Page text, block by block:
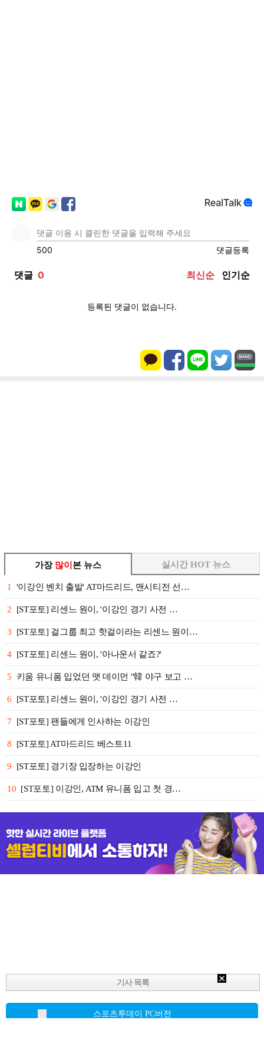
가장 많이 본 뉴스
1 '이강인 벤치 출발' AT마드리드, 맨시티전 선…
2 [ST포토] 리센느 원이, '이강인 경기 사전 …
3 [ST포토] 걸그룹 최고 핫걸이라는 리센느 원이…
4 [ST포토] 리센느 원이, '아나운서 같죠?'
5 키움 유니폼 입었던 맷 데이먼 "韓 야구 보고 …
6 [ST포토] 리센느 원이, '이강인 경기 사전 …
7 [ST포토] 팬들에게 인사하는 이강인
8 [ST포토] AT마드리드 베스트11
9 [ST포토] 경기장 입장하는 이강인
10 [ST포토] 이강인, ATM 유니폼 입고 첫 경…
실시간 HOT 뉴스
기사 목록
스포츠투데이 PC버전